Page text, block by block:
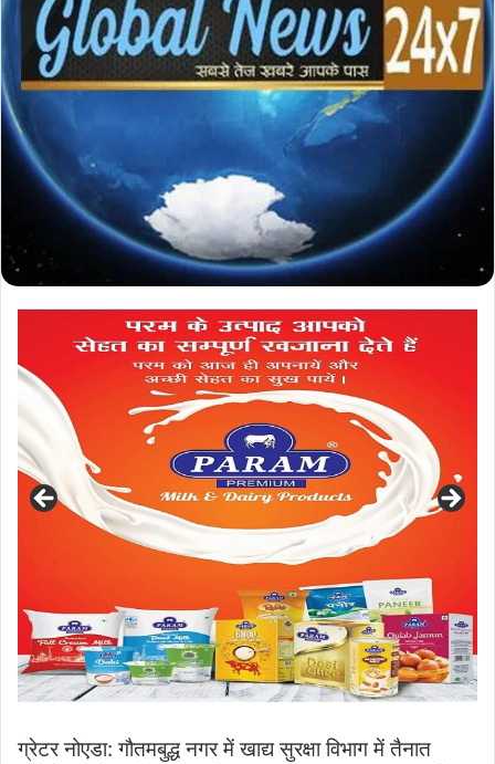
ग्रेटर नोएडा: गौतमबुद्ध नगर में खाद्य सुरक्षा विभाग में तैनात